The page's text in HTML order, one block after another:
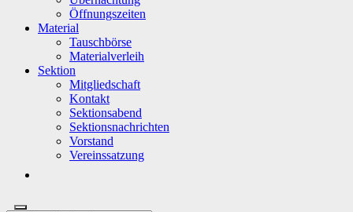
Öffnungszeiten
Material
Tauschbörse
Materialverleih
Sektion
Mitgliedschaft
Kontakt
Sektionsabend
Sektionsnachrichten
Vorstand
Vereinssatzung